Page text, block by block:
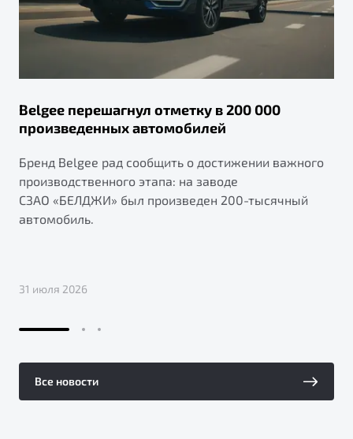
Belgee перешагнул отметку в 200 000
произведенных автомобилей
Бренд Belgee рад сообщить о достижении важного
производственного этапа: на заводе
СЗАО «БЕЛДЖИ» был произведен 200-тысячный
автомобиль.
31 июля 2026
Все новости